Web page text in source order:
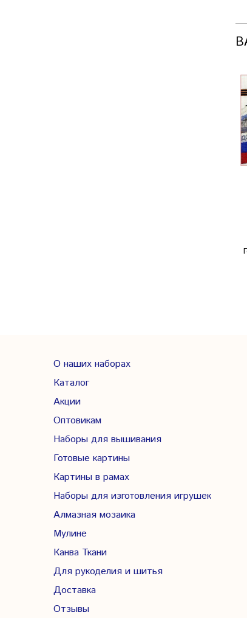
О наших наборах
Каталог
Акции
Оптовикам
Наборы для вышивания
Готовые картины
Картины в рамах
Наборы для изготовления игрушек
Алмазная мозаика
Мулине
Канва Ткани
Для рукоделия и шитья
Доставка
Отзывы